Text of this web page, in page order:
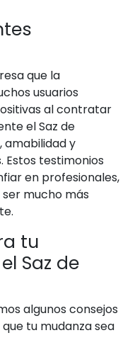
que la
usuarios
al contratar
el Saz de
amabilidad y
Estos testimonios
en profesionales,
mucho más
tu
Saz de
algunos consejos
tu mudanza sea